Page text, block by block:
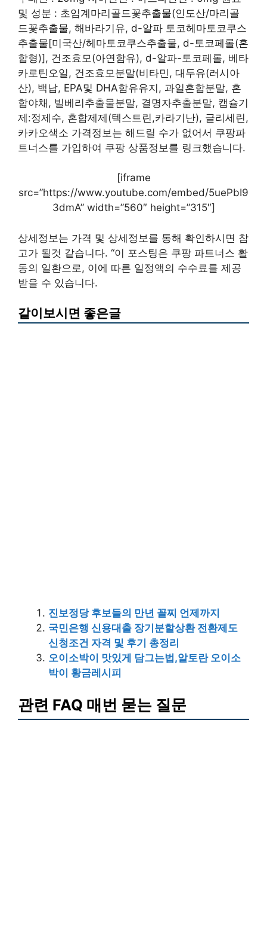
및 성분 : 초임계마리골드꽃추출물(인도산/마리골
드꽃추출물, 해바라기유, d-알파 토코헤마토코쿠스
추출물[미국산/헤마토코쿠스추출물, d-토코페롤(혼
합형)], 건조효모(아연함유), d-알파-토코페롤, 베타
카로틴오일, 건조효모분말(비타민, 대두유(러시아
산), 백납, EPA및 DHA함유유지, 과일혼합분말, 혼
합야채, 빌베리추출물분말, 결명자추출분말, 캡슐기
제:정제수, 혼합제제(텍스트린,카라기난), 글리세린,
카카오색소 가격정보는 해드릴 수가 없어서 쿠팡파
트너스를 가입하여 쿠팡 상품정보를 링크했습니다.
[iframe
src=”https://www.youtube.com/embed/5uePbI9
3dmA” width=”560″ height=”315″]
상세정보는 가격 및 상세정보를 통해 확인하시면 참
고가 될것 같습니다. “이 포스팅은 쿠팡 파트너스 활
동의 일환으로, 이에 따른 일정액의 수수료를 제공
받을 수 있습니다.
같이보시면 좋은글
진보정당 후보들의 만년 꼴찌 언제까지
국민은행 신용대출 장기분할상환 전환제도
신청조건 자격 및 후기 총정리
오이소박이 맛있게 담그는법,알토란 오이소
박이 황금레시피
관련 FAQ 매번 묻는 질문